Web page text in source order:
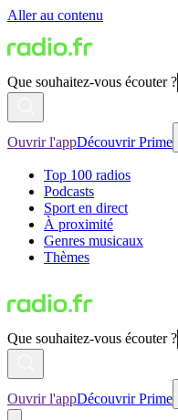
Aller au contenu
Que souhaitez-vous écouter ?
Ouvrir l'appDécouvrir Prime
Top 100 radios
Podcasts
Sport en direct
À proximité
Genres musicaux
Thèmes
Que souhaitez-vous écouter ?
Ouvrir l'appDécouvrir Prime